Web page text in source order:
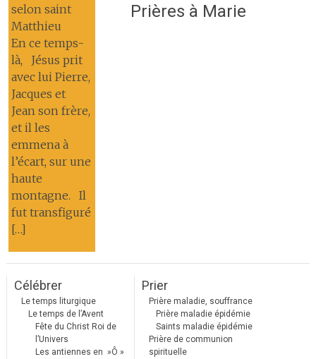
selon saint
Matthieu
En ce temps-
là, Jésus prit
avec lui Pierre,
Jacques et
Jean son frère,
et il les
emmena à
l’écart, sur une
haute
montagne. Il
fut transfiguré
[…]
Prières à Marie
Célébrer
Le temps liturgique
Le temps de l’Avent
Fête du Christ Roi de
l’Univers
Les antiennes en »Ô »
Prier
Prière maladie, souffrance
Prière maladie épidémie
Saints maladie épidémie
Prière de communion
spirituelle